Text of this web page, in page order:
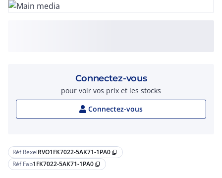
Réf RexelRVO1FK7022-5AK71-1PA0 content_copy
Réf Fab1FK7022-5AK71-1PA0 content_copy
Connectez-vous
pour voir vos prix et les stocks
Connectez-vous